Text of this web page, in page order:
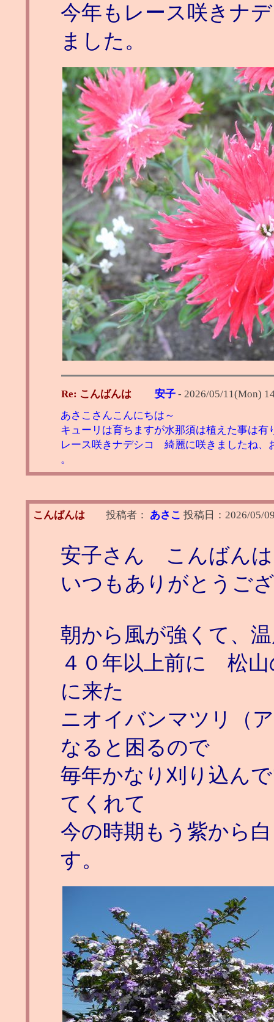
今年もレース咲きナ
ました。
Re: こんばんは 安子 - 2026/05/11(Mon)
あさこさんこんにちは～
キューリは育ちますが水那須は植えた事は有
レース咲きナデシコ 綺麗に咲きましたね、
。
こんばんは 投稿者： あさこ 投稿日： 2026/05/
安子さん こんばんは
いつもありがとうご
朝から風が強くて、
４０年以上前に 松山
に来た
ニオイバンマツリ（
なると困るので
毎年かなり刈り込ん
てくれて
今の時期もう紫から
す。